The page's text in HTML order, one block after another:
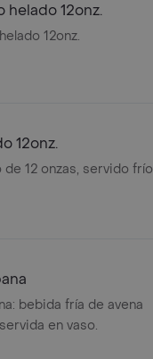
helado 12onz.
12onz.
12onz.
de 12 onzas, servido frío
bebida fría de avena
en vaso.